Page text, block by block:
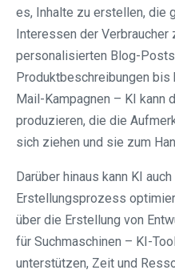
es, Inhalte zu erstellen, die
Interessen der
personalisierten Blog-
Produktbeschreibungen
Mail-Kampagnen – KI kann
produzieren, die die
sich ziehen und sie zum
Darüber hinaus kann KI
Erstellungsprozess
über die Erstellung von
für Suchmaschinen – KI-
unterstützen, Zeit und